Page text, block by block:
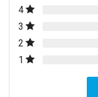
4
3
2
1